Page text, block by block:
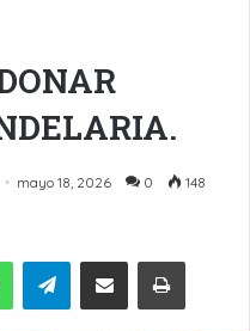
mayo 18, 2026 0 148
WhatsAppTelegramCompartir por Email Imprimir